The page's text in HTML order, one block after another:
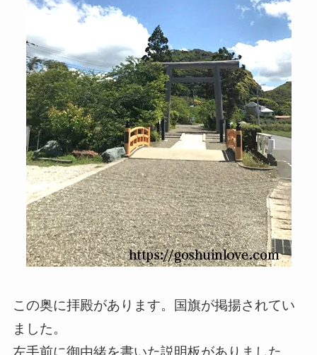
この奥に拝殿があります。国旗が掲揚されてい
ました。
左手前に御由緒を書いた説明板がありました。